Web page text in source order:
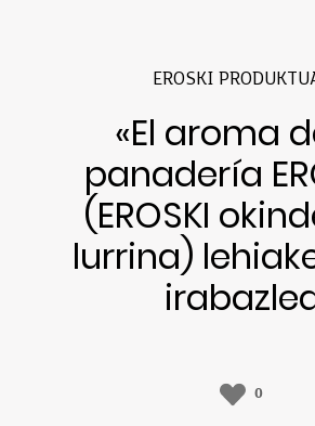
EROSKI
«El aroma
panadería
(EROSKI
lurrina)
0